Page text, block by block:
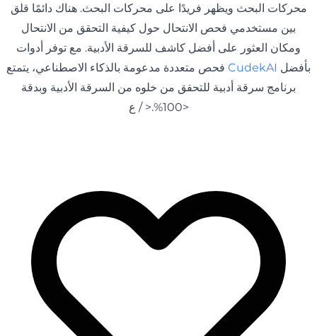
محركات البحث ويظهر فريدًا على محركات البحث. هناك دائمًا قلق
بين مستخدمي فحص الانتحال حول كيفية التحقق من الانتحال
ومكان العثور على أفضل كاشف للسرقة الأدبية. مع توفر أدوات
CudekAI
برنامج سرقة أدبية للتحقق من خلوه من السرقة الأدبية وبدقة
100%.< / ع>